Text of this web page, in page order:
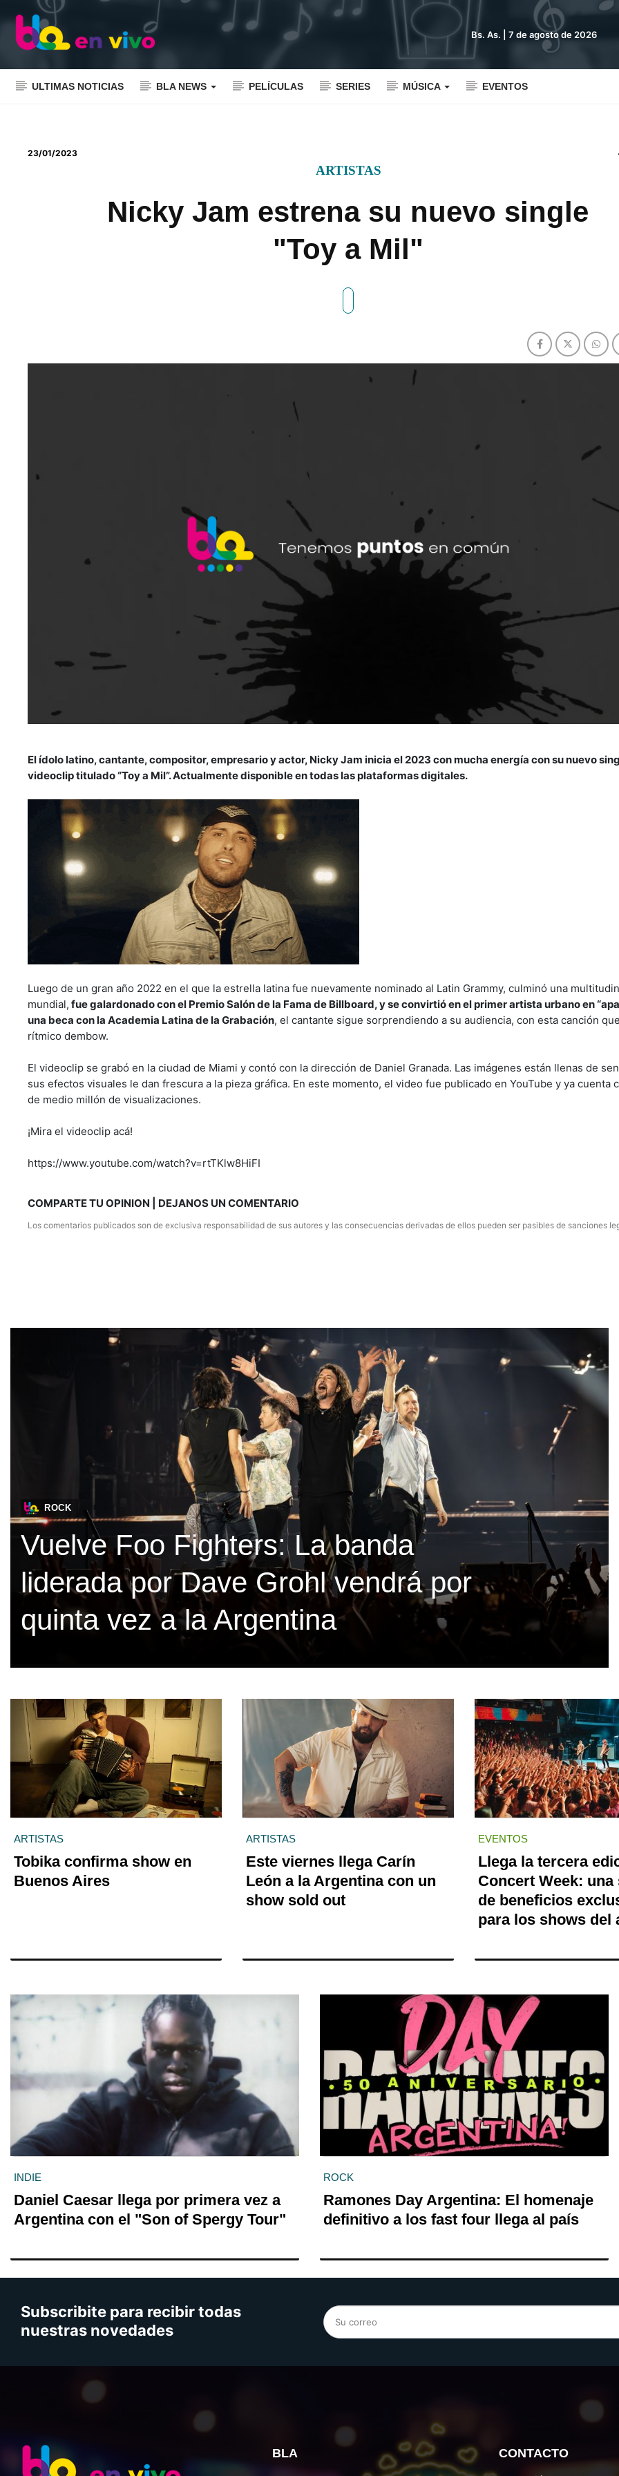
Bs. As. | 7 de agosto de 2026
ULTIMAS NOTICIAS BLA NEWS PELÍCULAS SERIES MÚSICA EVENTOS
23/01/2023
ARTISTAS
Nicky Jam estrena su nuevo single
"Toy a Mil"
El ídolo latino, cantante, compositor, empresario y actor, Nicky Jam inicia el 2023 con mucha energía con su nuevo
videoclip titulado “Toy a Mil”. Actualmente disponible en todas las plataformas digitales.
Luego de un gran año 2022 en el que la estrella latina fue nuevamente nominado al Latin Grammy, culminó una
mundial, fue galardonado con el Premio Salón de la Fama de Billboard, y se convirtió en el primer artista urbano en
una beca con la Academia Latina de la Grabación, el cantante sigue sorprendiendo a su audiencia, con esta canción
rítmico dembow.
El videoclip se grabó en la ciudad de Miami y contó con la dirección de Daniel Granada. Las imágenes están llenas de
sus efectos visuales le dan frescura a la pieza gráfica. En este momento, el video fue publicado en YouTube y ya cuenta
de medio millón de visualizaciones.
¡Mira el videoclip acá!
https://www.youtube.com/watch?v=rtTKlw8HiFI
COMPARTE TU OPINION | DEJANOS UN COMENTARIO
Los comentarios publicados son de exclusiva responsabilidad de sus autores y las consecuencias derivadas de ellos pueden ser pasibles de sanciones
ROCK
Vuelve Foo Fighters: La banda
liderada por Dave Grohl vendrá por
quinta vez a la Argentina
ARTISTAS
Tobika confirma show en
Buenos Aires
ARTISTAS
Este viernes llega Carín
León a la Argentina con un
show sold out
EVENTOS
Llega la tercera
Concert Week: una
de beneficios
para los shows del
INDIE
Daniel Caesar llega por primera vez a
Argentina con el "Son of Spergy Tour"
ROCK
Ramones Day Argentina: El homenaje
definitivo a los fast four llega al país
Subscribite para recibir todas
nuestras novedades
BLA CONTACTO